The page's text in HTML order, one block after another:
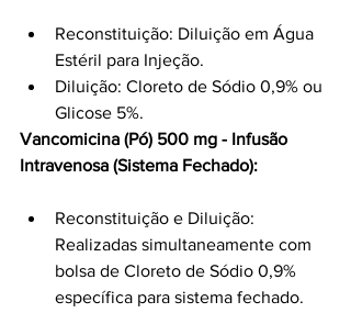
Reconstituição: Diluição em Água
Estéril para Injeção.
Diluição: Cloreto de Sódio 0,9% ou
Glicose 5%.
Vancomicina (Pó) 500 mg - Infusão
Intravenosa (Sistema Fechado):
Reconstituição e Diluição:
Realizadas simultaneamente com
bolsa de Cloreto de Sódio 0,9%
específica para sistema fechado.